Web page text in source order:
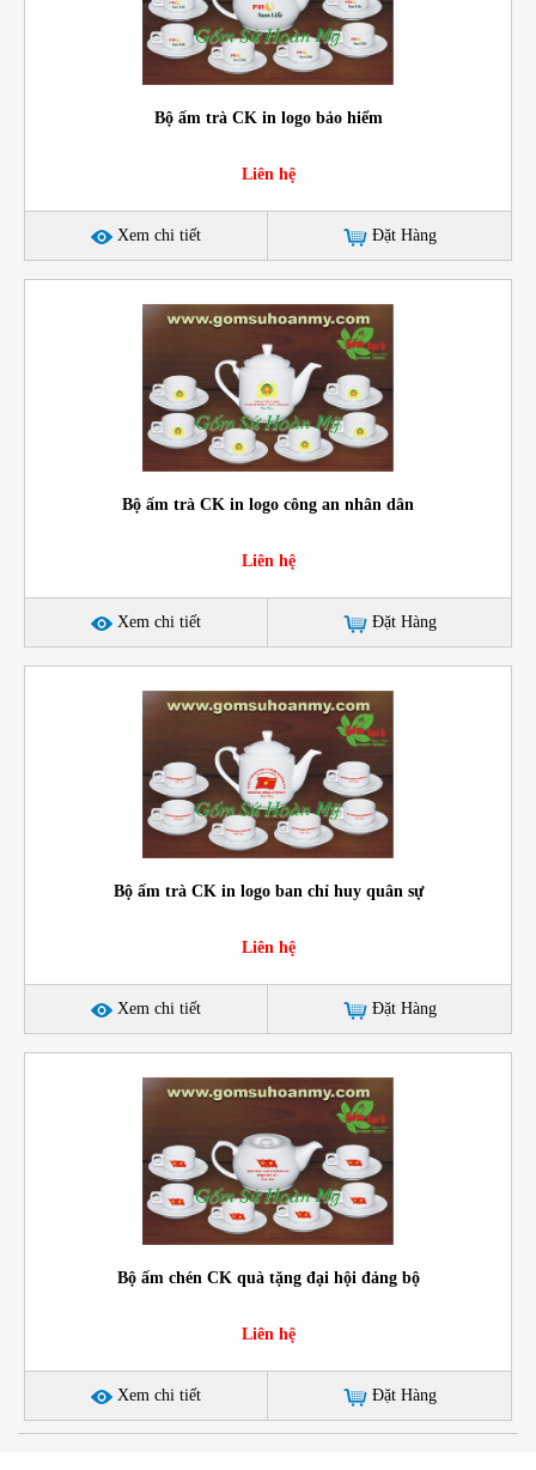
Bộ ấm trà CK in logo bảo hiểm
Liên hệ
Xem chi tiết Đặt Hàng
Bộ ấm trà CK in logo công an nhân dân
Liên hệ
Xem chi tiết Đặt Hàng
Bộ ấm trà CK in logo ban chỉ huy quân sự
Liên hệ
Xem chi tiết Đặt Hàng
Bộ ấm chén CK quà tặng đại hội đảng bộ
Liên hệ
Xem chi tiết Đặt Hàng